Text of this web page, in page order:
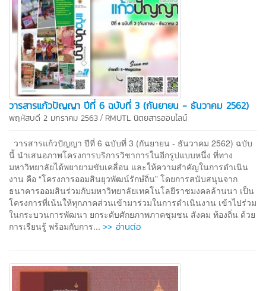
วารสารแก้วปัญญา ปีที่ 6 ฉบับที่ 3 (กันยายน - ธันวาคม 2562)
พฤหัสบดี 2 มกราคม 2563 / RMUTL นิตยสารออนไลน์
วารสารแก้วปัญญา ปีที่ 6 ฉบับที่ 3 (กันยายน - ธันวาคม 2562) ฉบับ
นี้ นําเสนอภาพโครงการบริการวิชาการในอีกรูปแบบหนึ่ง ที่ทาง
มหาวิทยาลัยได้พยายามขับเคลื่อน และให้ความสําคัญในการดําเนิน
งาน คือ “โครงการออมสินยุวพัฒน์รักษ์ถิ่น” โดยการสนับสนุนจาก
ธนาคารออมสินร่วมกับมหาวิทยาลัยเทคโนโลยีราชมงคลล้านนา เป็น
โครงการที่เน้นให้ทุกภาคส่วนเข้ามาร่วมในการดําเนินงาน เข้าไปร่วม
ในกระบวนการพัฒนา ยกระดับศักยภาพภาคชุมชน สังคม ท้องถิ่น ด้วย
การเรียนรู้ พร้อมกับการ... >> อ่านต่อ